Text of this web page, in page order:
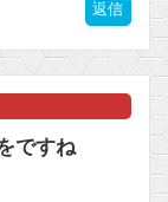
返信
ですね